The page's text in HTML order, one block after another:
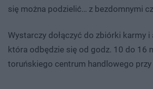
się można podzielić… z bezdomnymi
Wystarczy dołączyć do zbiórki karmy
która odbędzie się od godz. 10 do 16
toruńskiego centrum handlowego przy